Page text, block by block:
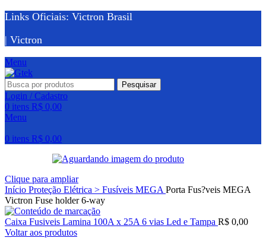
Links Oficiais: Victron Brasil
| Victron
Menu
Pesquisar
Login / Cadastro
0 itens R$ 0,00
Menu
0 itens R$ 0,00
Clique para ampliar
Início Proteção Elétrica > Fusíveis MEGA Porta Fus?veis MEGA
Victron Fuse holder 6-way
Caixa Fusiveis Lamina 100A x 25A 6 vias Led e Tampa R$ 0,00
Voltar aos produtos